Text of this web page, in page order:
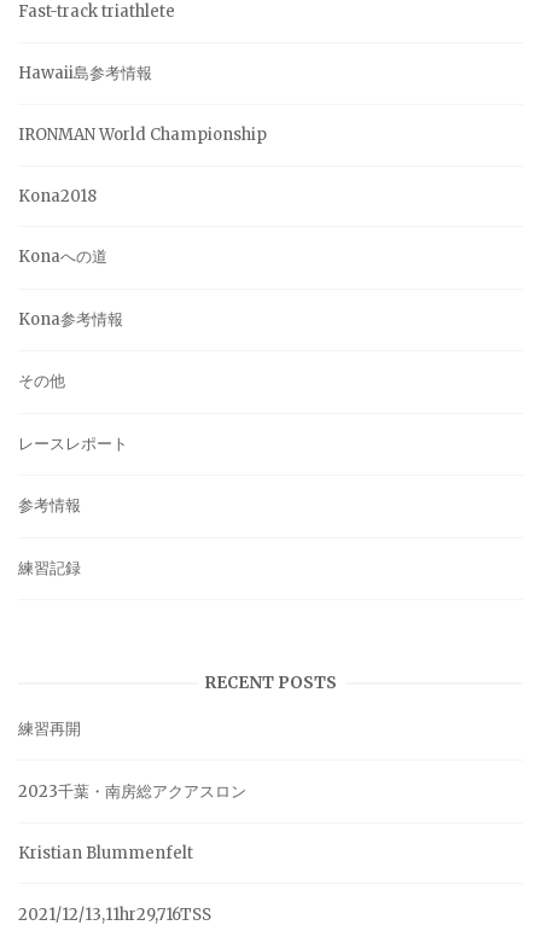
ー
シ
ョ
ン
Fast-track triathlete
Hawaii島参考情報
IRONMAN World Championship
Kona2018
Konaへの道
Kona参考情報
その他
レースレポート
参考情報
練習記録
RECENT POSTS
練習再開
2023千葉・南房総アクアスロン
Kristian Blummenfelt
2021/12/13,11hr29,716TSS